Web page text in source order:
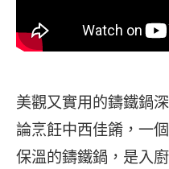
美觀又實用的鑄鐵鍋
論烹飪中西佳餚，一
保溫的鑄鐵鍋，是入